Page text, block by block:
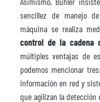
sencillez de manejo
máquina se realiza
control de la cadena
múltiples ventajas de
podemos mencionar
información en red y
que agilizan la detección